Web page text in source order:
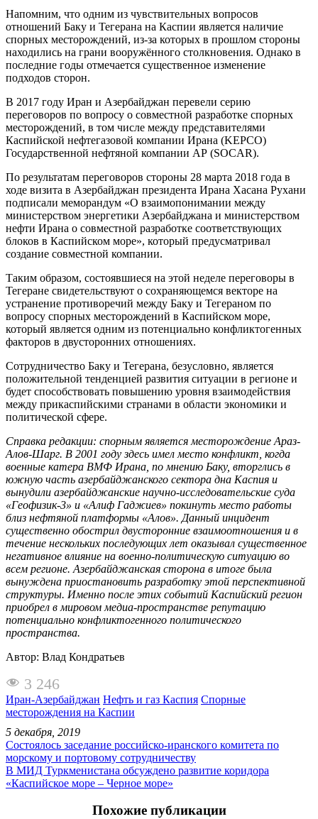
Напомним, что одним из чувствительных вопросов
отношений Баку и Тегерана на Каспии является наличие
спорных месторождений, из-за которых в прошлом стороны
находились на грани вооружённого столкновения. Однако в
последние годы отмечается существенное изменение
подходов сторон.
В 2017 году Иран и Азербайджан перевели серию
переговоров по вопросу о совместной разработке спорных
месторождений, в том числе между представителями
Каспийской нефтегазовой компании Ирана (KEPCO)
Государственной нефтяной компании АР (SOCAR).
По результатам переговоров стороны 28 марта 2018 года в
ходе визита в Азербайджан президента Ирана Хасана Рухани
подписали меморандум «О взаимопонимании между
министерством энергетики Азербайджана и министерством
нефти Ирана о совместной разработке соответствующих
блоков в Каспийском море», который предусматривал
создание совместной компании.
Таким образом, состоявшиеся на этой неделе переговоры в
Тегеране свидетельствуют о сохраняющемся векторе на
устранение противоречий между Баку и Тегераном по
вопросу спорных месторождений в Каспийском море,
который является одним из потенциально конфликтогенных
факторов в двусторонних отношениях.
Сотрудничество Баку и Тегерана, безусловно, является
положительной тенденцией развития ситуации в регионе и
будет способствовать повышению уровня взаимодействия
между прикаспийскими странами в области экономики и
политической сфере.
Справка редакции: спорным является месторождение Араз-
Алов-Шарг. В 2001 году здесь имел место конфликт, когда
военные катера ВМФ Ирана, по мнению Баку, вторглись в
южную часть азербайджанского сектора дна Каспия и
вынудили азербайджанские научно-исследовательские суда
«Геофизик-3» и «Алиф Гаджиев» покинуть место работы
близ нефтяной платформы «Алов». Данный инцидент
существенно обострил двусторонние взаимоотношения и в
течение нескольких последующих лет оказывал существенное
негативное влияние на военно-политическую ситуацию во
всем регионе. Азербайджанская сторона в итоге была
вынуждена приостановить разработку этой перспективной
структуры. Именно после этих событий Каспийский регион
приобрел в мировом медиа-пространстве репутацию
потенциально конфликтогенного политического
пространства.
Автор: Влад Кондратьев
3 246
Иран-Азербайджан Нефть и газ Каспия Спорные
месторождения на Каспии
5 декабря, 2019
Состоялось заседание российско-иранского комитета по
морскому и портовому сотрудничеству
В МИД Туркменистана обсуждено развитие коридора
«Каспийское море – Черное море»
Похожие публикации